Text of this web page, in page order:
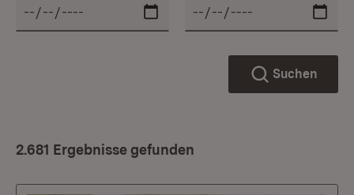
Suchen
2.681 Ergebnisse gefunden